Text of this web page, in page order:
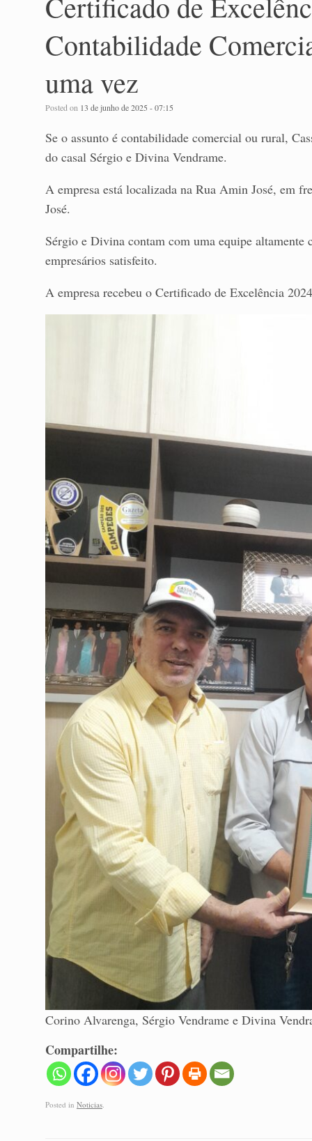
Contabilidade
uma vez
Posted on 13 de junho de 2025 - 07:15
Se o assunto é contabilidade comercial ou rural,
do casal Sérgio e Divina Vendrame.
A empresa está localizada na Rua Amin José, em
José.
Sérgio e Divina contam com uma equipe altamente
empresários satisfeito.
A empresa recebeu o Certificado de Excelência
Corino Alvarenga, Sérgio Vendrame e Divina
Compartilhe:
Posted in Noticias